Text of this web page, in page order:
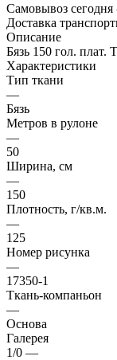
Самовывоз сегодня
Доставка
Описание
Бязь 150 гол. плат.
Характеристики
Тип ткани
—
Бязь
Метров в рулоне
—
50
Ширина, см
—
150
Плотность, г/кв.м.
—
125
Номер рисунка
—
17350-1
Ткань-компаньон
—
Основа
Галерея
1/0 —